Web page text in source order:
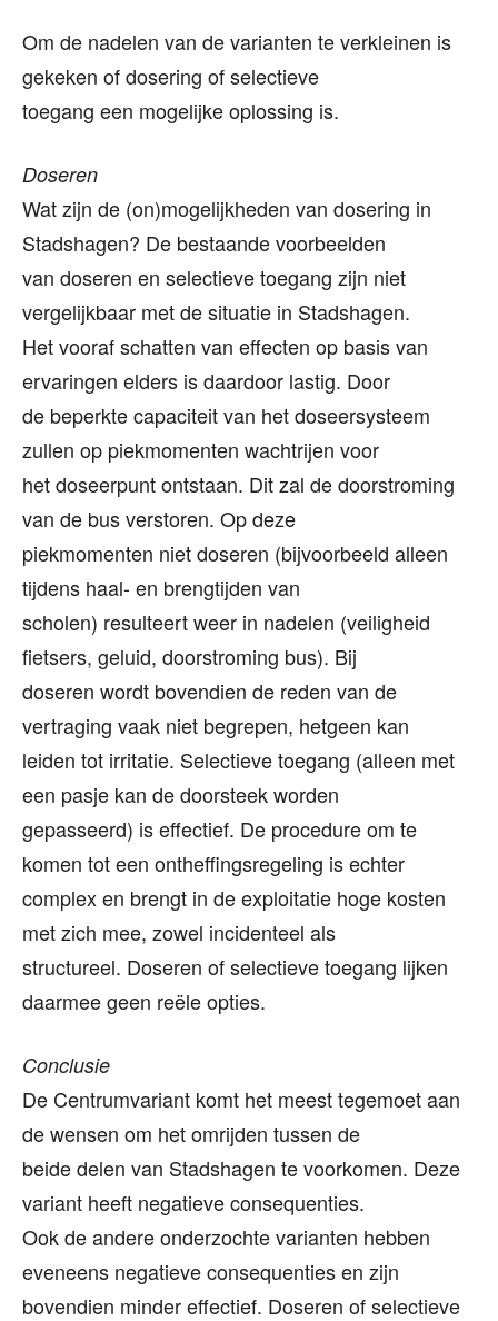
Om de nadelen van de varianten te verkleinen is
gekeken of dosering of selectieve
toegang een mogelijke oplossing is.
Doseren
Wat zijn de (on)mogelijkheden van dosering in
Stadshagen? De bestaande voorbeelden
van doseren en selectieve toegang zijn niet
vergelijkbaar met de situatie in Stadshagen.
Het vooraf schatten van effecten op basis van
ervaringen elders is daardoor lastig. Door
de beperkte capaciteit van het doseersysteem
zullen op piekmomenten wachtrijen voor
het doseerpunt ontstaan. Dit zal de doorstroming
van de bus verstoren. Op deze
piekmomenten niet doseren (bijvoorbeeld alleen
tijdens haal- en brengtijden van
scholen) resulteert weer in nadelen (veiligheid
fietsers, geluid, doorstroming bus). Bij
doseren wordt bovendien de reden van de
vertraging vaak niet begrepen, hetgeen kan
leiden tot irritatie. Selectieve toegang (alleen met
een pasje kan de doorsteek worden
gepasseerd) is effectief. De procedure om te
komen tot een ontheffingsregeling is echter
complex en brengt in de exploitatie hoge kosten
met zich mee, zowel incidenteel als
structureel. Doseren of selectieve toegang lijken
daarmee geen reële opties.
Conclusie
De Centrumvariant komt het meest tegemoet aan
de wensen om het omrijden tussen de
beide delen van Stadshagen te voorkomen. Deze
variant heeft negatieve consequenties.
Ook de andere onderzochte varianten hebben
eveneens negatieve consequenties en zijn
bovendien minder effectief. Doseren of selectieve